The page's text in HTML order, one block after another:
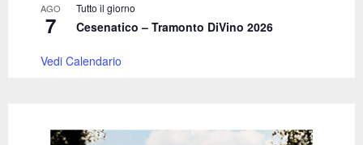
AGO
7
Tutto il giorno
Cesenatico – Tramonto DiVino 2026
Vedi Calendario